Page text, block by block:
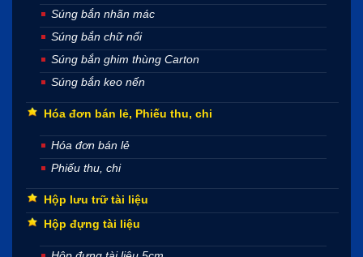
Súng bắn nhãn mác
Súng bắn chữ nổi
Súng bắn ghim thùng Carton
Súng bắn keo nến
Hóa đơn bán lẻ, Phiếu thu, chi
Hóa đơn bán lẻ
Phiếu thu, chi
Hộp lưu trữ tài liệu
Hộp đựng tài liệu